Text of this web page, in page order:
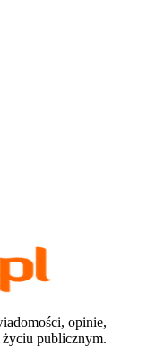
opinie,
życiu publicznym.